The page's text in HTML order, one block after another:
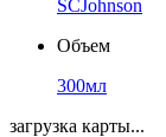
SCJohnson
Объем
300мл
загрузка карты...